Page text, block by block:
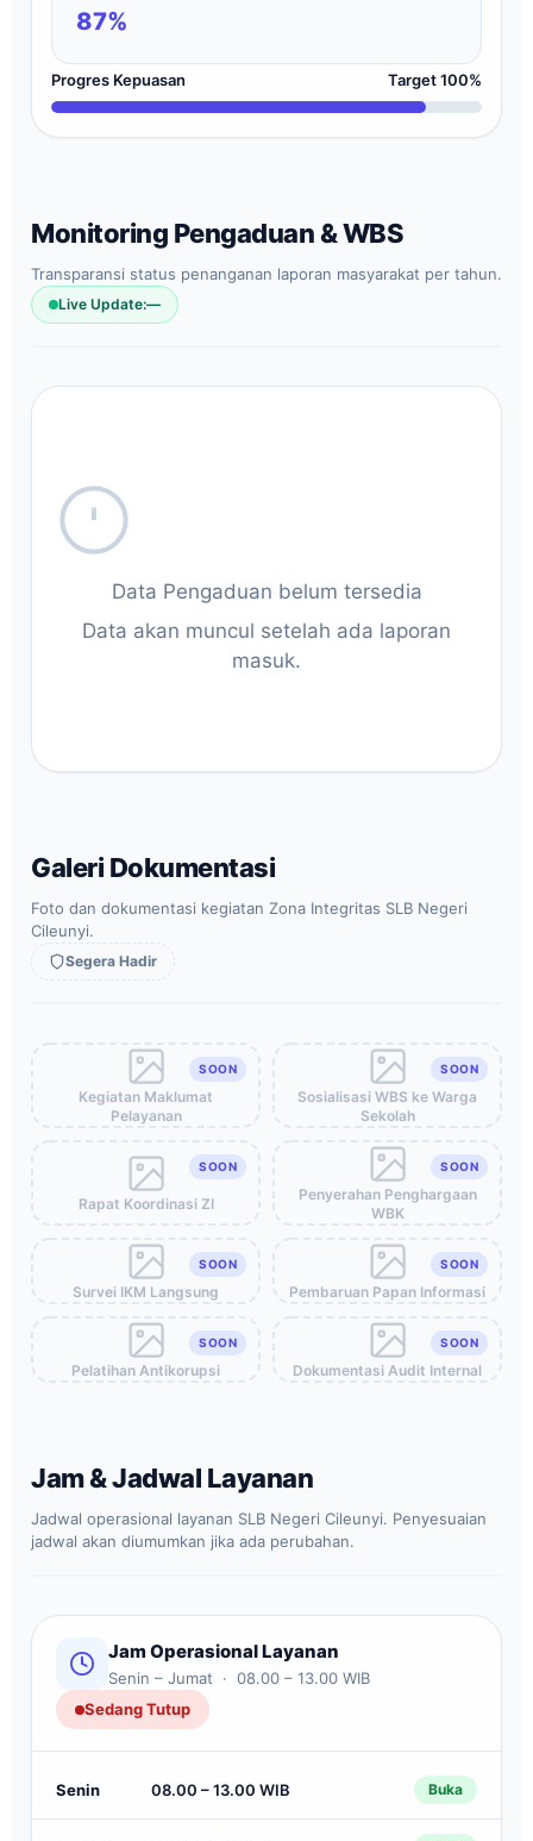
87%
Progres Kepuasan Target 100%
Monitoring Pengaduan & WBS
Transparansi status penanganan laporan masyarakat per tahun.
Live Update:—
Data Pengaduan belum tersedia
Data akan muncul setelah ada laporan
masuk.
Galeri Dokumentasi
Foto dan dokumentasi kegiatan Zona Integritas SLB Negeri
Cileunyi.
Segera Hadir
SOON
Kegiatan Maklumat
Pelayanan
SOON
Sosialisasi WBS ke Warga
Sekolah
SOON
Rapat Koordinasi ZI
SOON
Penyerahan Penghargaan
WBK
SOON
Survei IKM Langsung
SOON
Pembaruan Papan Informasi
SOON
Pelatihan Antikorupsi
SOON
Dokumentasi Audit Internal
Jam & Jadwal Layanan
Jadwal operasional layanan SLB Negeri Cileunyi. Penyesuaian
jadwal akan diumumkan jika ada perubahan.
Jam Operasional Layanan
Senin – Jumat · 08.00 – 13.00 WIB
Sedang Tutup
Senin 08.00 – 13.00 WIB Buka